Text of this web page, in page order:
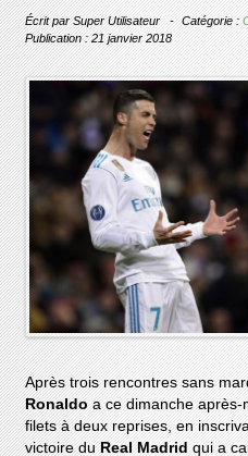
Écrit parSuper Utilisateur Catégorie :
Publication : 21 janvier 2018
Après trois rencontres sans
Ronaldo a ce dimanche
filets à deux reprises, en
victoire du Real Madrid qui a